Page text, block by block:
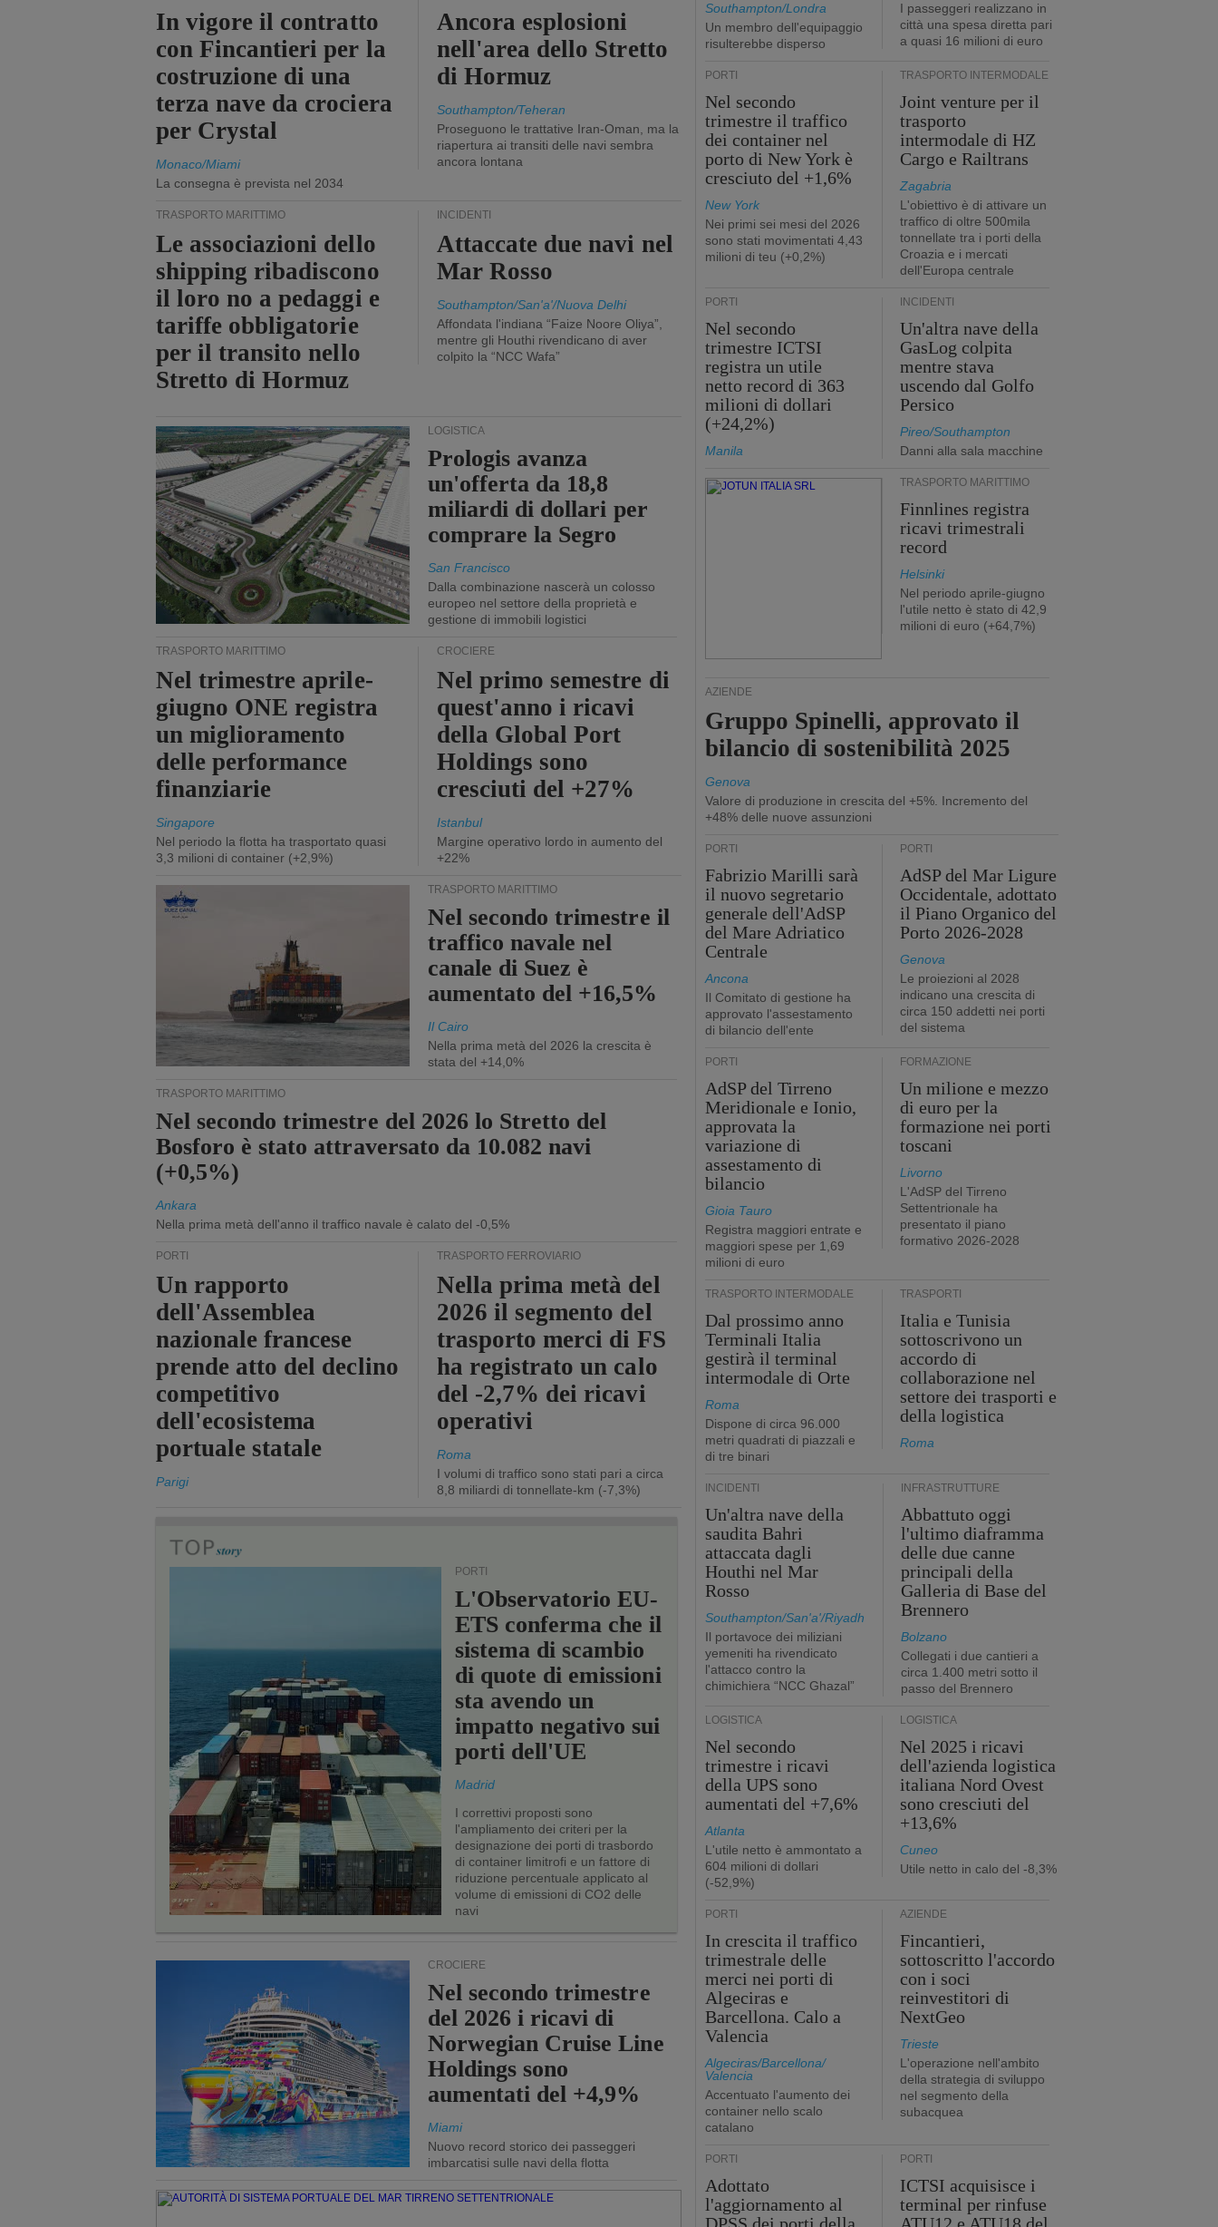
In vigore il contratto
con Fincantieri per la
costruzione di una
terza nave da crociera
per Crystal
Monaco/Miami
La consegna è prevista nel 2034
Ancora esplosioni
nell'area dello Stretto
di Hormuz
Southampton/Teheran
Proseguono le trattative Iran-Oman, ma la
riapertura ai transiti delle navi sembra
ancora lontana
TRASPORTO MARITTIMO
Le associazioni dello
shipping ribadiscono
il loro no a pedaggi e
tariffe obbligatorie
per il transito nello
Stretto di Hormuz
INCIDENTI
Attaccate due navi nel
Mar Rosso
Southampton/San'a'/Nuova Delhi
Affondata l'indiana “Faize Noore Oliya”,
mentre gli Houthi rivendicano di aver
colpito la “NCC Wafa”
LOGISTICA
Prologis avanza
un'offerta da 18,8
miliardi di dollari per
comprare la Segro
San Francisco
Dalla combinazione nascerà un colosso
europeo nel settore della proprietà e
gestione di immobili logistici
TRASPORTO MARITTIMO
Nel trimestre aprile-
giugno ONE registra
un miglioramento
delle performance
finanziarie
Singapore
Nel periodo la flotta ha trasportato quasi
3,3 milioni di container (+2,9%)
CROCIERE
Nel primo semestre di
quest'anno i ricavi
della Global Port
Holdings sono
cresciuti del +27%
Istanbul
Margine operativo lordo in aumento del
+22%
TRASPORTO MARITTIMO
Nel secondo trimestre il
traffico navale nel
canale di Suez è
aumentato del +16,5%
Il Cairo
Nella prima metà del 2026 la crescita è
stata del +14,0%
TRASPORTO MARITTIMO
Nel secondo trimestre del 2026 lo Stretto del
Bosforo è stato attraversato da 10.082 navi
(+0,5%)
Ankara
Nella prima metà dell'anno il traffico navale è calato del -0,5%
PORTI
Un rapporto
dell'Assemblea
nazionale francese
prende atto del declino
competitivo
dell'ecosistema
portuale statale
Parigi
TRASPORTO FERROVIARIO
Nella prima metà del
2026 il segmento del
trasporto merci di FS
ha registrato un calo
del -2,7% dei ricavi
operativi
Roma
I volumi di traffico sono stati pari a circa
8,8 miliardi di tonnellate-km (-7,3%)
PORTI
L'Observatorio EU-
ETS conferma che il
sistema di scambio
di quote di emissioni
sta avendo un
impatto negativo sui
porti dell'UE
Madrid
I correttivi proposti sono
l'ampliamento dei criteri per la
designazione dei porti di trasbordo
di container limitrofi e un fattore di
riduzione percentuale applicato al
volume di emissioni di CO2 delle
navi
CROCIERE
Nel secondo trimestre
del 2026 i ricavi di
Norwegian Cruise Line
Holdings sono
aumentati del +4,9%
Miami
Nuovo record storico dei passeggeri
imbarcatisi sulle navi della flotta
Southampton/Londra
Un membro dell'equipaggio
risulterebbe disperso
I passeggeri realizzano in
città una spesa diretta pari
a quasi 16 milioni di euro
PORTI
Nel secondo
trimestre il traffico
dei container nel
porto di New York è
cresciuto del +1,6%
New York
Nei primi sei mesi del 2026
sono stati movimentati 4,43
milioni di teu (+0,2%)
TRASPORTO INTERMODALE
Joint venture per il
trasporto
intermodale di HZ
Cargo e Railtrans
Zagabria
L'obiettivo è di attivare un
traffico di oltre 500mila
tonnellate tra i porti della
Croazia e i mercati
dell'Europa centrale
PORTI
Nel secondo
trimestre ICTSI
registra un utile
netto record di 363
milioni di dollari
(+24,2%)
Manila
INCIDENTI
Un'altra nave della
GasLog colpita
mentre stava
uscendo dal Golfo
Persico
Pireo/Southampton
Danni alla sala macchine
TRASPORTO MARITTIMO
Finnlines registra
ricavi trimestrali
record
Helsinki
Nel periodo aprile-giugno
l'utile netto è stato di 42,9
milioni di euro (+64,7%)
AZIENDE
Gruppo Spinelli, approvato il
bilancio di sostenibilità 2025
Genova
Valore di produzione in crescita del +5%. Incremento del
+48% delle nuove assunzioni
PORTI
Fabrizio Marilli sarà
il nuovo segretario
generale dell'AdSP
del Mare Adriatico
Centrale
Ancona
Il Comitato di gestione ha
approvato l'assestamento
di bilancio dell'ente
PORTI
AdSP del Mar Ligure
Occidentale, adottato
il Piano Organico del
Porto 2026-2028
Genova
Le proiezioni al 2028
indicano una crescita di
circa 150 addetti nei porti
del sistema
PORTI
AdSP del Tirreno
Meridionale e Ionio,
approvata la
variazione di
assestamento di
bilancio
Gioia Tauro
Registra maggiori entrate e
maggiori spese per 1,69
milioni di euro
FORMAZIONE
Un milione e mezzo
di euro per la
formazione nei porti
toscani
Livorno
L'AdSP del Tirreno
Settentrionale ha
presentato il piano
formativo 2026-2028
TRASPORTO INTERMODALE
Dal prossimo anno
Terminali Italia
gestirà il terminal
intermodale di Orte
Roma
Dispone di circa 96.000
metri quadrati di piazzali e
di tre binari
TRASPORTI
Italia e Tunisia
sottoscrivono un
accordo di
collaborazione nel
settore dei trasporti e
della logistica
Roma
INCIDENTI
Un'altra nave della
saudita Bahri
attaccata dagli
Houthi nel Mar
Rosso
Southampton/San'a'/Riyadh
Il portavoce dei miliziani
yemeniti ha rivendicato
l'attacco contro la
chimichiera “NCC Ghazal”
INFRASTRUTTURE
Abbattuto oggi
l'ultimo diaframma
delle due canne
principali della
Galleria di Base del
Brennero
Bolzano
Collegati i due cantieri a
circa 1.400 metri sotto il
passo del Brennero
LOGISTICA
Nel secondo
trimestre i ricavi
della UPS sono
aumentati del +7,6%
Atlanta
L'utile netto è ammontato a
604 milioni di dollari
(-52,9%)
LOGISTICA
Nel 2025 i ricavi
dell'azienda logistica
italiana Nord Ovest
sono cresciuti del
+13,6%
Cuneo
Utile netto in calo del -8,3%
PORTI
In crescita il traffico
trimestrale delle
merci nei porti di
Algeciras e
Barcellona. Calo a
Valencia
Algeciras/Barcellona/
Valencia
Accentuato l'aumento dei
container nello scalo
catalano
AZIENDE
Fincantieri,
sottoscritto l'accordo
con i soci
reinvestitori di
NextGeo
Trieste
L'operazione nell'ambito
della strategia di sviluppo
nel segmento della
subacquea
PORTI
Adottato
l'aggiornamento al
PORTI
ICTSI acquisisce i
terminal per rinfuse